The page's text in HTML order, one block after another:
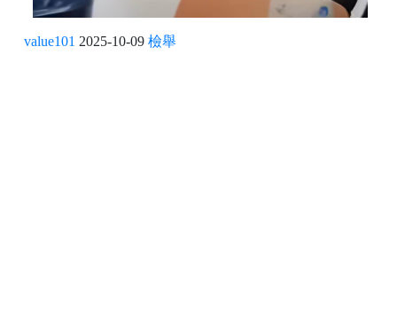
value101 2025-10-09 檢舉